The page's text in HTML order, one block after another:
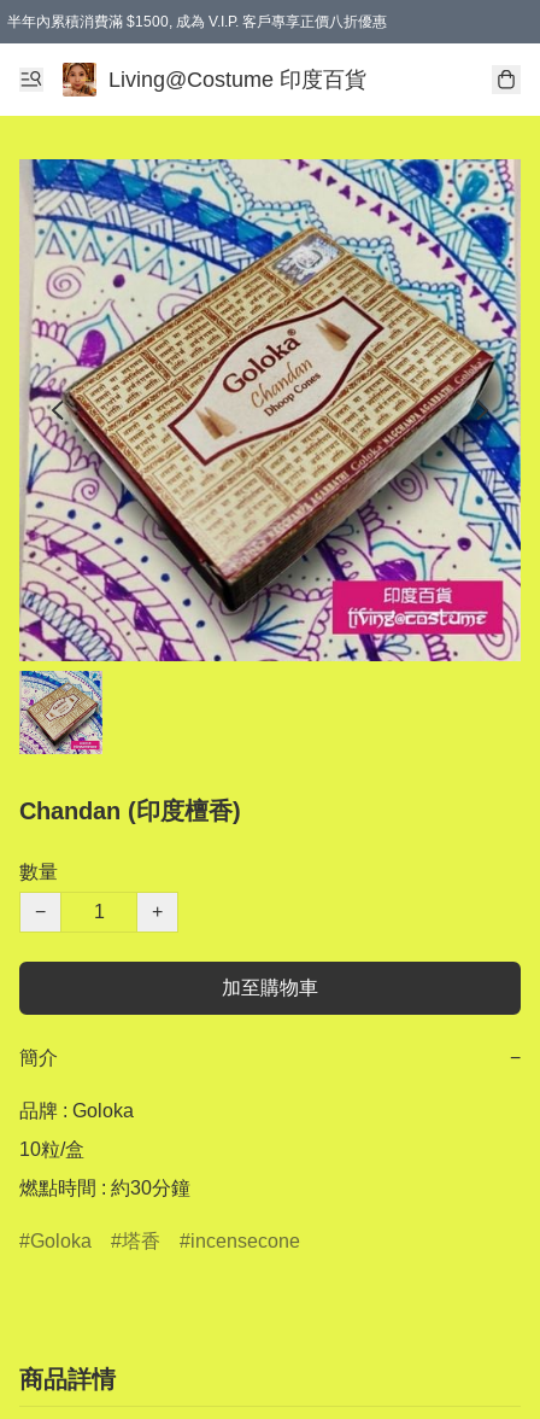
半年內累積消費滿 $1500, 成為 V.I.P. 客戶專享正價八折優惠
滿$600免本地運費
Living@Costume 印度百貨
Chandan (印度檀香)
數量
−
+
加至購物車
簡介 −
品牌 : Goloka
10粒/盒
燃點時間 : 約30分鐘
Goloka 塔香 incensecone
商品詳情